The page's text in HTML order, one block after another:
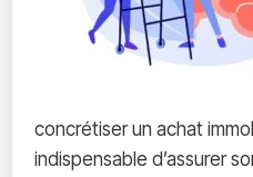
concrétiser un achat
indispensable d’assurer